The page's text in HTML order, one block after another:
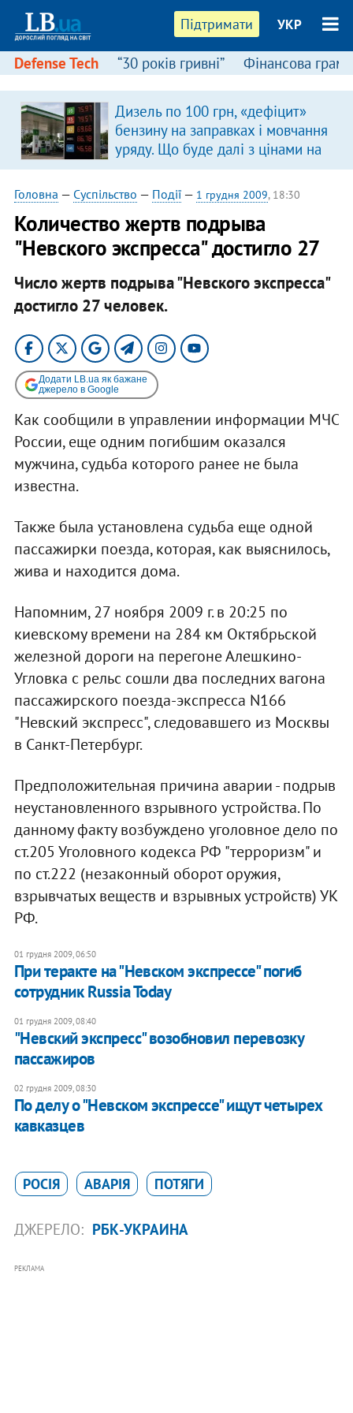
Підтримати УКР
Defense Tech “30 років гривні” Фінансова
Дизель по 100 грн, «дефіцит»
бензину на заправках і мовчання
уряду. Що буде далі з цінами на
пальне?
Головна — Суспільство — Події— 1 грудня 2009, 18:30
Количество жертв подрыва
"Невского экспресса" достигло 27
Число жертв подрыва "Невского экспресса"
достигло 27 человек.
Додати LB.ua як бажане
джерело в Google
Как сообщили в управлении информации МЧС
России, еще одним погибшим оказался
мужчина, судьба которого ранее не была
известна.
Также была установлена судьба еще одной
пассажирки поезда, которая, как выяснилось,
жива и находится дома.
Напомним, 27 ноября 2009 г. в 20:25 по
киевскому времени на 284 км Октябрьской
железной дороги на перегоне Алешкино-
Угловка с рельс сошли два последних вагона
пассажирского поезда-экспресса N166
"Невский экспресс", следовавшего из Москвы
в Санкт-Петербург.
Предположительная причина аварии - подрыв
неустановленного взрывного устройства. По
данному факту возбуждено уголовное дело по
ст.205 Уголовного кодекса РФ "терроризм" и
по ст.222 (незаконный оборот оружия,
взрывчатых веществ и взрывных устройств) УК
РФ.
01 грудня 2009, 06:50
При теракте на "Невском экспрессе" погиб
сотрудник Russia Today
01 грудня 2009, 08:40
"Невский экспресс" возобновил перевозку
пассажиров
02 грудня 2009, 08:30
По делу о "Невском экспрессе" ищут четырех
кавказцев
РОСІЯ АВАРІЯ ПОТЯГИ
ДЖЕРЕЛО: РБК-УКРАИНА
РЕКЛАМА